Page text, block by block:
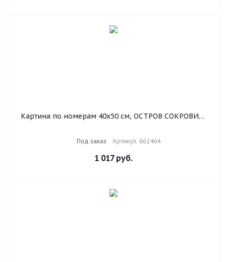
Картина по номерам 40х50 см, ОСТРОВ СОКРОВИЩ
Под заказ Артикул: 662464
1 017руб.